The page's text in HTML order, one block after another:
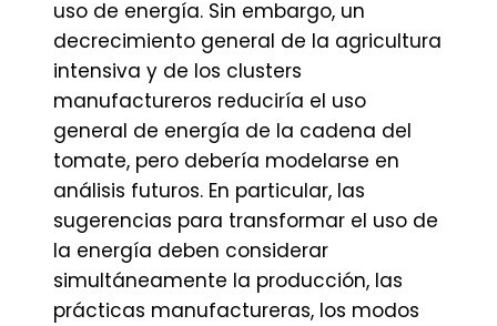
uso de energía. Sin embargo, un
decrecimiento general de la agricultura
intensiva y de los clusters
manufactureros reduciría el uso
general de energía de la cadena del
tomate, pero debería modelarse en
análisis futuros. En particular, las
sugerencias para transformar el uso de
la energía deben considerar
simultáneamente la producción, las
prácticas manufactureras, los modos